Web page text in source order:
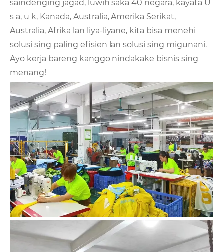
saindenging jagad, luwih saka 40 negara, kayata U
s a, u k, Kanada, Australia, Amerika Serikat,
Australia, Afrika lan liya-liyane, kita bisa menehi
solusi sing paling efisien lan solusi sing migunani.
Ayo kerja bareng kanggo nindakake bisnis sing
menang!